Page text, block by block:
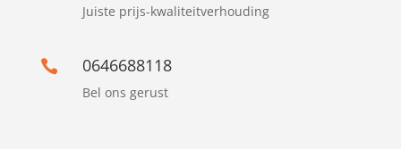
Juiste prijs-kwaliteitverhouding
 0646688118
Bel ons gerust